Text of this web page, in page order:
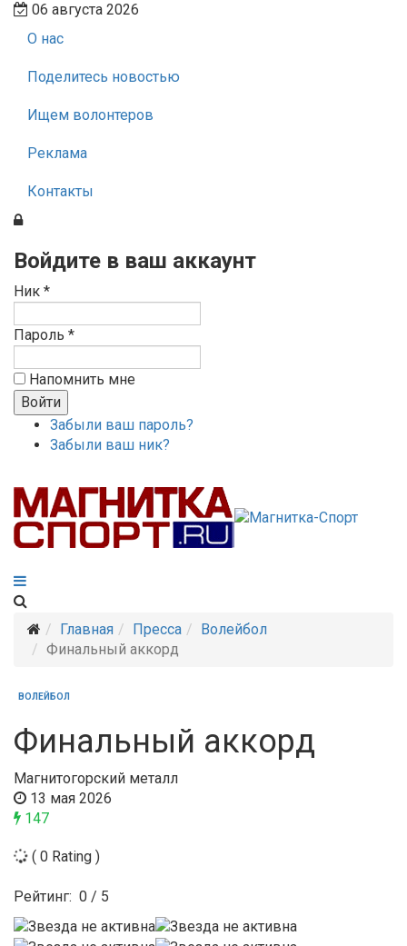
06 августа 2026
О нас
Поделитесь новостью
Ищем волонтеров
Реклама
Контакты
Войдите в ваш аккаунт
Ник *
Пароль *
Напомнить мне
Забыли ваш пароль?
Забыли ваш ник?
Главная Пресса
Волейбол
Финальный аккорд
ВОЛЕЙБОЛ
Финальный аккорд
Магнитогорский металл
13 мая 2026
147
( 0 Rating )
Рейтинг: 0 / 5